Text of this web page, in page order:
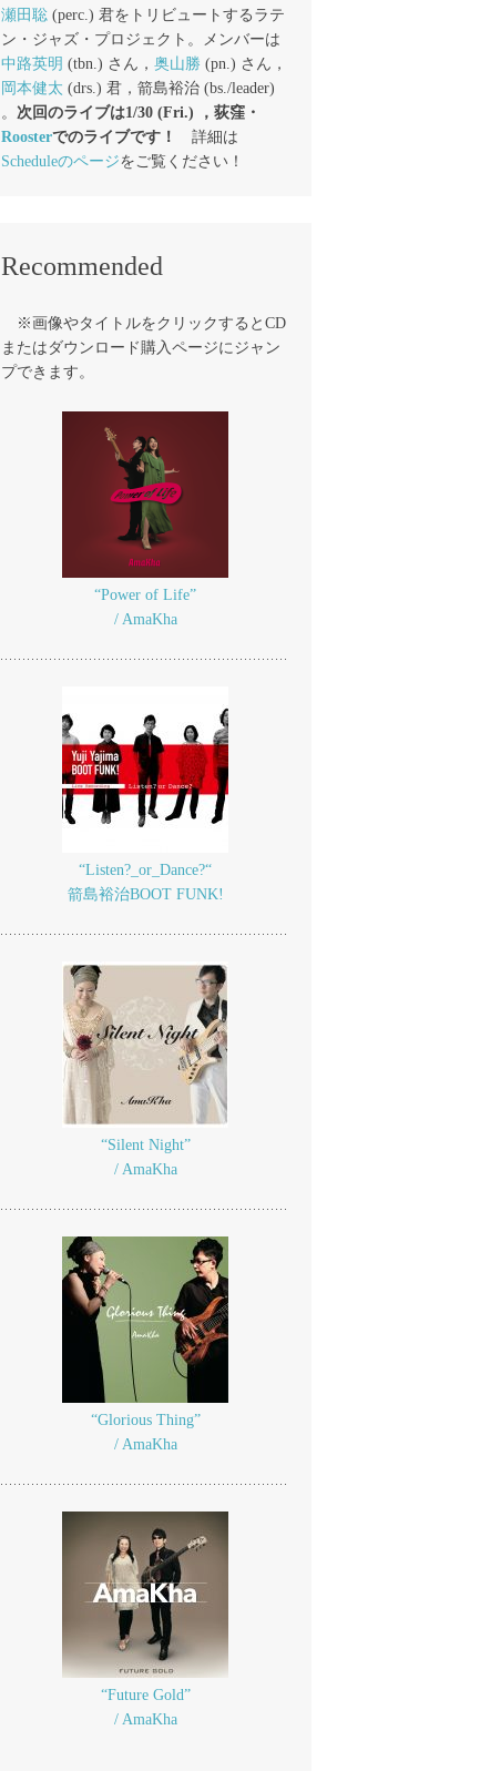
瀬田聡 (perc.) 君をトリビュートするラテ
ン・ジャズ・プロジェクト。メンバーは
中路英明 (tbn.) さん， 奥山勝 (pn.) さん，
岡本健太 (drs.) 君，箭島裕治 (bs./leader)
。 次回のライブは1/30 (Fri.) ，荻窪・
Roosterでのライブです！
詳細は
Scheduleのページをご覧ください！
Recommended
※画像やタイトルをクリックするとCD
またはダウンロード購入ページにジャン
プできます。
“Power of Life”
/ AmaKha
“Listen?_or_Dance?“
箭島裕治BOOT FUNK!
“Silent Night”
/ AmaKha
“Glorious Thing”
/ AmaKha
“Future Gold”
/ AmaKha